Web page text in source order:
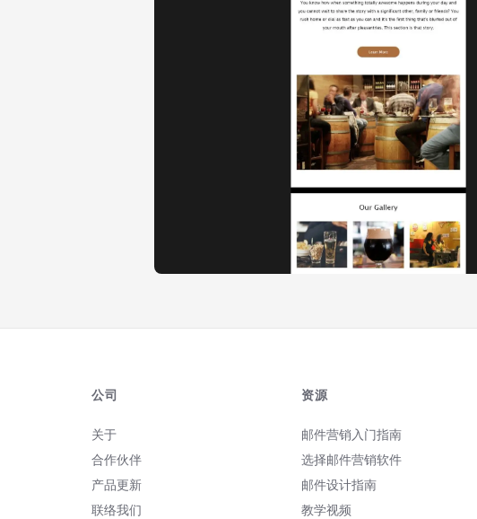
公司
关于
合作伙伴
产品更新
联络我们
资源
邮件营销入门指南
选择邮件营销软件
邮件设计指南
教学视频